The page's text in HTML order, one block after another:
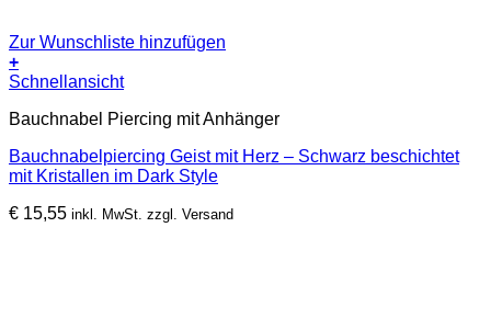
Zur Wunschliste hinzufügen
+
Schnellansicht
Bauchnabel Piercing mit Anhänger
Bauchnabelpiercing Geist mit Herz – Schwarz beschichtet
mit Kristallen im Dark Style
€ 15,55 inkl. MwSt. zzgl. Versand